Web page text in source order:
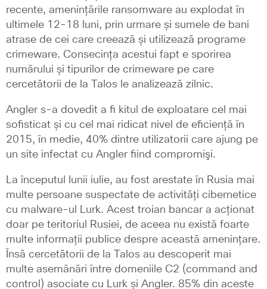
recente, amenințările ransomware au explodat în
ultimele 12-18 luni, prin urmare și sumele de bani
atrase de cei care creează și utilizează programe
crimeware. Consecința acestui fapt e sporirea
numărului și tipurilor de crimeware pe care
cercetătorii de la Talos le analizează zilnic.
Angler s-a dovedit a fi kitul de exploatare cel mai
sofisticat și cu cel mai ridicat nivel de eficiență în
2015, în medie, 40% dintre utilizatorii care ajung pe
un site infectat cu Angler fiind compromişi.
La începutul lunii iulie, au fost arestate în Rusia mai
multe persoane suspectate de activități cibernetice
cu malware-ul Lurk. Acest troian bancar a acționat
doar pe teritoriul Rusiei, de aceea nu există foarte
multe informații publice despre această amenințare.
Însă cercetătorii de la Talos au descoperit mai
multe asemănări între domeniile C2 (command and
control) asociate cu Lurk și Angler. 85% din aceste